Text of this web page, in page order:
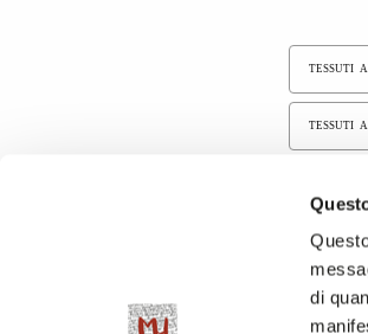
di
TESSUTI
TESSUTI
TESSUTI